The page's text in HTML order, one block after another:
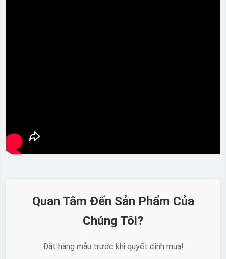
Quan Tâm Đến Sản Phẩm Của
Chúng Tôi?
Đặt hàng mẫu trước khi quyết định mua!